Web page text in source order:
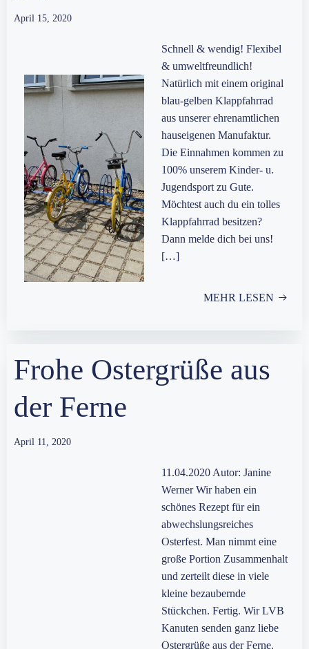
April 15, 2020
Schnell & wendig! Flexibel
& umweltfreundlich!
Natürlich mit einem original
blau-gelben Klappfahrrad
aus unserer ehrenamtlichen
hauseigenen Manufaktur.
Die Einnahmen kommen zu
100% unserem Kinder- u.
Jugendsport zu Gute.
Möchtest auch du ein tolles
Klappfahrrad besitzen?
Dann melde dich bei uns!
[…]
MEHR LESEN
Frohe Ostergrüße aus
der Ferne
April 11, 2020
11.04.2020 Autor: Janine
Werner Wir haben ein
schönes Rezept für ein
abwechslungsreiches
Osterfest. Man nimmt eine
große Portion Zusammenhalt
und zerteilt diese in viele
kleine bezaubernde
Stückchen. Fertig. Wir LVB
Kanuten senden ganz liebe
Ostergrüße aus der Ferne.